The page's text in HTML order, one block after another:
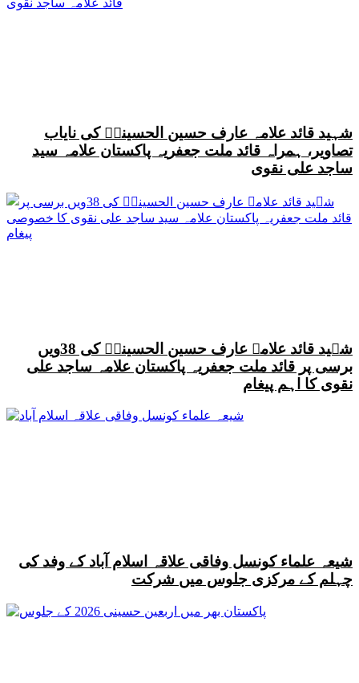
شہید قائد علامہ عارف حسین الحسینیؒ کی نایاب
تصاویر، ہمراہ قائد ملت جعفریہ پاکستان علامہ سید
ساجد علی نقوی
شہید قائد علامہ عارف حسین الحسینیؒ کی 38ویں
برسی پر قائد ملت جعفریہ پاکستان علامہ ساجد علی
نقوی کا اہم پیغام
شیعہ علماء کونسل وفاقی علاقہ اسلام آباد کے وفد کی
چہلم کے مرکزی جلوس میں شرکت